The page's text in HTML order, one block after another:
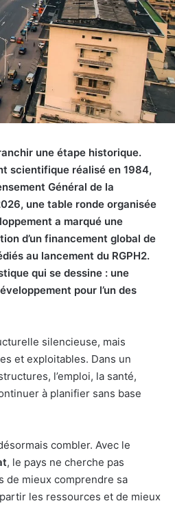
une étape historique.
scientifique réalisé en 1984,
Général de la
une table ronde organisée
a marqué une
d’un financement global de
au lancement du RGPH2.
qui se dessine : une
pour l’un des
silencieuse, mais
et exploitables. Dans un
l’emploi, la santé,
à planifier sans base
combler. Avec le
, le pays ne cherche pas
de mieux comprendre sa
les ressources et de mieux